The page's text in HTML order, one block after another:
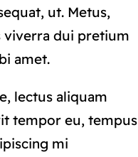
ut. Metus,
viverra dui pretium
amet.
lectus aliquam
tempor eu, tempus
mi